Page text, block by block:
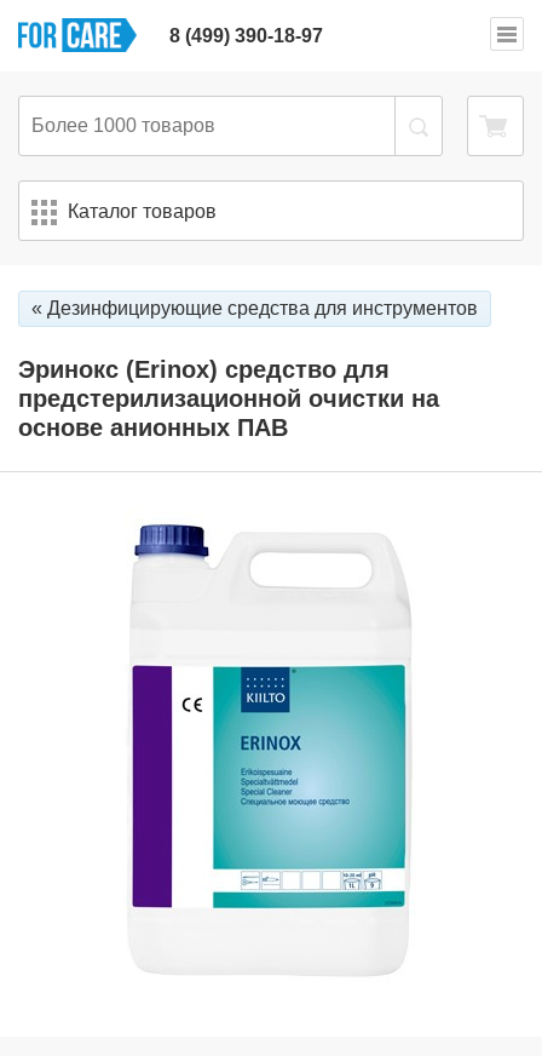
8 (499) 390-18-97
Каталог товаров
« Дезинфицирующие средства для инструментов
Эринокс (Erinox) средство для
предстерилизационной очистки на
основе анионных ПАВ